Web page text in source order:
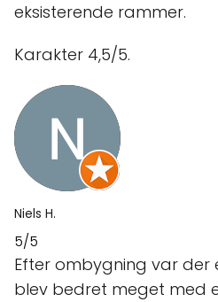
eksisterende rammer.
Karakter 4,5/5.
Niels H.
5/5
Efter ombygning var der
blev bedret meget med